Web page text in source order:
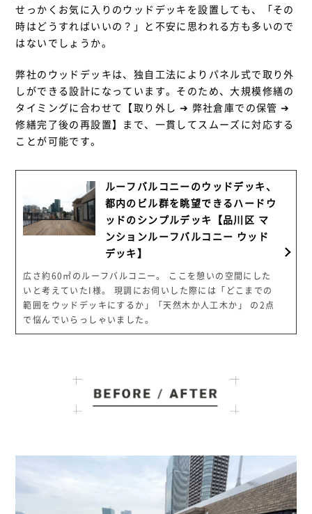
せっかくお気に入りのウッドデッキを設置しても、「その
時はどうすればいいの？」と不安に思われる方も多いので
はないでしょうか。
弊社のウッドデッキは、独自工法によりパネル式で取り外
しができる設計になっています。そのため、大規模修繕の
タイミングに合わせて【取り外し ➔ 弊社倉庫での保管 ➔
修繕完了後の再設置】まで、一貫してスムーズに対応する
ことが可能です。
ルーフバルコニーのウッドデッキ、
都内のビル群を眺望できるハードウ
ッドのシンプルデッキ【品川区 マ
ンションルーフバルコニー ウッド
デッキ】
広さ約60㎡のルーフバルコニー。 ここを憩いの空間にした
いと考えていたI様。 現調にお伺いした際には「どこまでの
範囲をウッドデッキにするか」「天然木か人工木か」 の2点
で悩んでいらっしゃいました。